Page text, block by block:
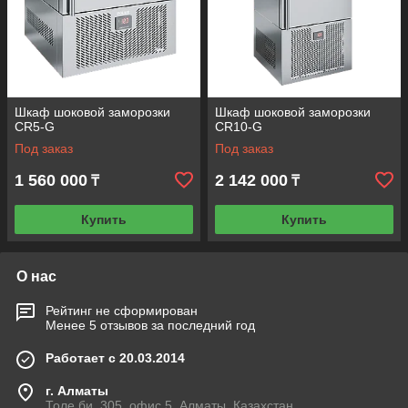
которой приятно удивит всех заказчиков.
Шкаф шоковой заморозки
CR5-G
Под заказ
1 560 000 ₸
Купить
Шкаф шоковой заморозки
CR10-G
Под заказ
2 142 000 ₸
Купить
О нас
Рейтинг не сформирован
Менее 5 отзывов за последний год
Работает с 20.03.2014
г. Алматы